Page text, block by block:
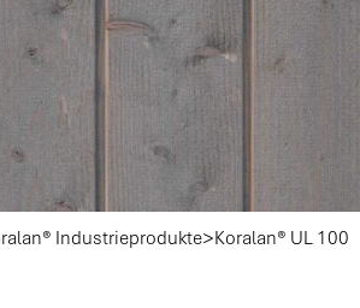
Industrieprodukte>Koralan® UL 100